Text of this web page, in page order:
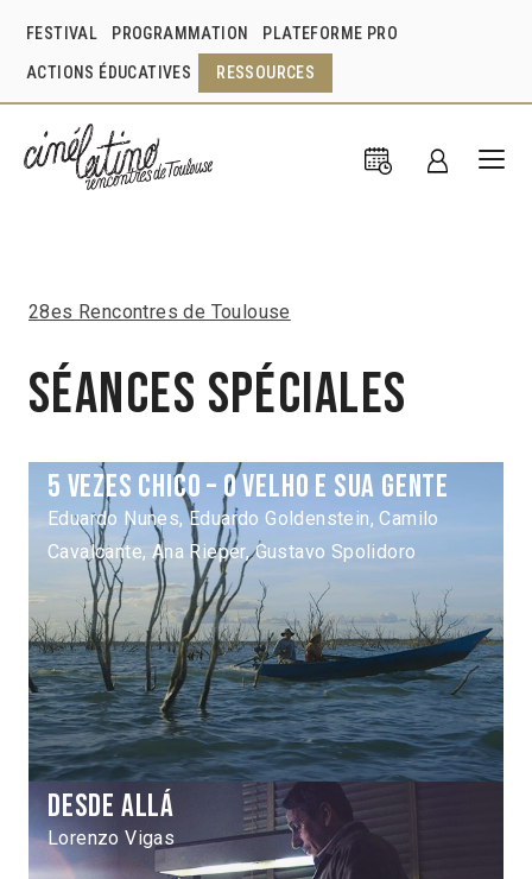
FESTIVAL PROGRAMMATION PLATEFORME PRO
ACTIONS ÉDUCATIVES RESSOURCES
28es Rencontres de Toulouse
Séances spéciales
5 Vezes Chico – O Velho e sua gente
Eduardo Nunes, Eduardo Goldenstein, Camilo
Cavalcante, Ana Rieper, Gustavo Spolidoro
Desde allá
Lorenzo Vigas